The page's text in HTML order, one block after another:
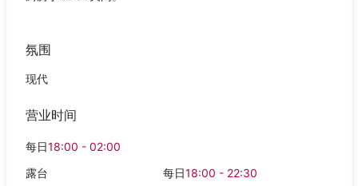
氛围
现代
营业时间
每日18:00 - 02:00
露台
每日18:00 - 22:30